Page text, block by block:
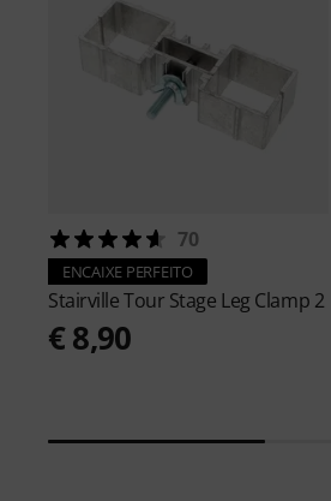
70
ENCAIXE PERFEITO
StairvilleTour Stage Leg Clamp 2
€ 8,90